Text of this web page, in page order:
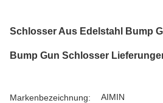
Schlosser Aus Edelstahl Bump
Bump Gun Schlosser
Markenbezeichnung: AIMIN